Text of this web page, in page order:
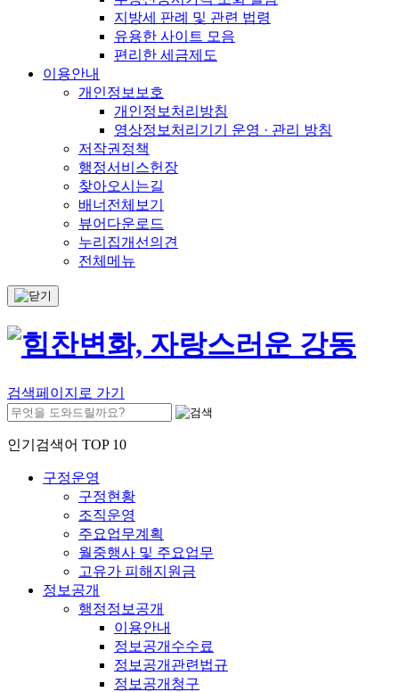
지방세 판례 및 관련 법령
유용한 사이트 모음
편리한 세금제도
이용안내
개인정보보호
개인정보처리방침
영상정보처리기기 운영 · 관리 방침
저작권정책
행정서비스헌장
찾아오시는길
배너전체보기
뷰어다운로드
누리집개선의견
전체메뉴
검색페이지로 가기
인기검색어 TOP 10
구정운영
구정현황
조직운영
주요업무계획
월중행사 및 주요업무
고유가 피해지원금
정보공개
행정정보공개
이용안내
정보공개수수료
정보공개관련법규
정보공개청구